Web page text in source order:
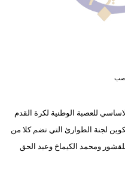
مرأة
أزياء
24 من القانون الاساسي للعصبة الوطنية لكرة القدم
لجنة الطوارئ التي تضم كلا من
ومحمد الكيماخ وعبد الحق